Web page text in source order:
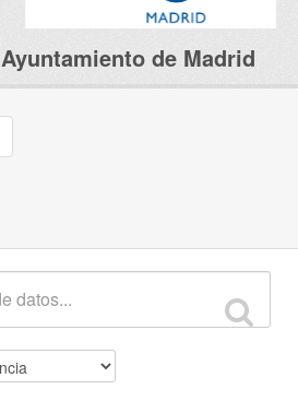
Ayuntamiento de Madrid